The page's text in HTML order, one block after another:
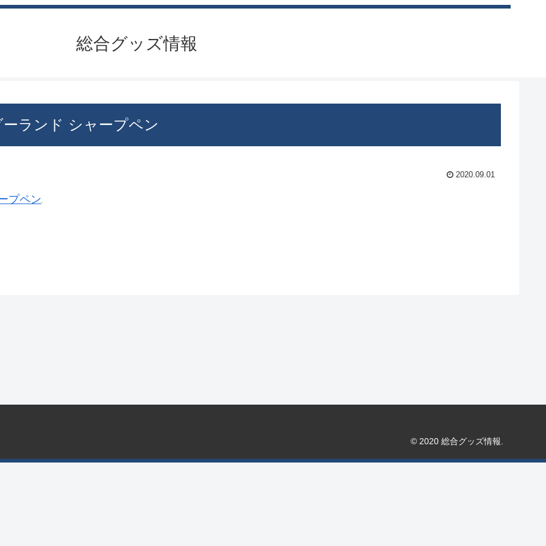
総合グッズ情報
ランド シャープペン
2020.09.01
プペン
© 2020 総合グッズ情報.